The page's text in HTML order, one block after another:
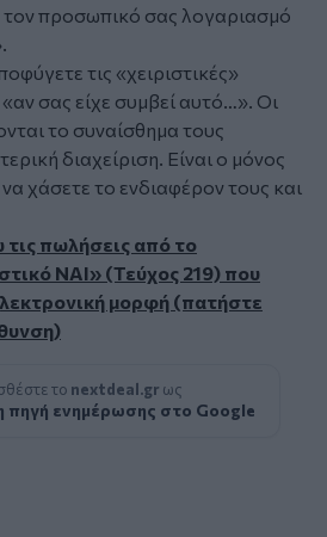
τον προσωπικό σας λογαριασμό
τις «χειριστικές»
σας είχε συμβεί αυτό…». Οι
το συναίσθημα τους
διαχείριση. Είναι ο μόνος
χάσετε το ενδιαφέρον τους και
πωλήσεις από το
ΝΑΙ» (Τεύχος 219) που
μορφή (πατήστε
το nextdeal.gr ως
πηγή ενημέρωσης στο Google